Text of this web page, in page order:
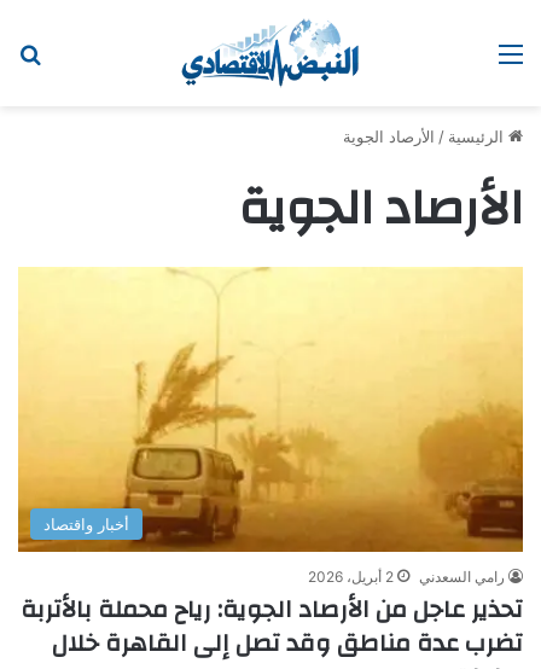
القائمة
الرئيسية / الأرصاد الجوية
الأرصاد الجوية
أخبار واقتصاد
رامي السعدني 2 أبريل، 2026
تحذير عاجل من الأرصاد الجوية: رياح محملة بالأتربة
تضرب عدة مناطق وقد تصل إلى القاهرة خلال